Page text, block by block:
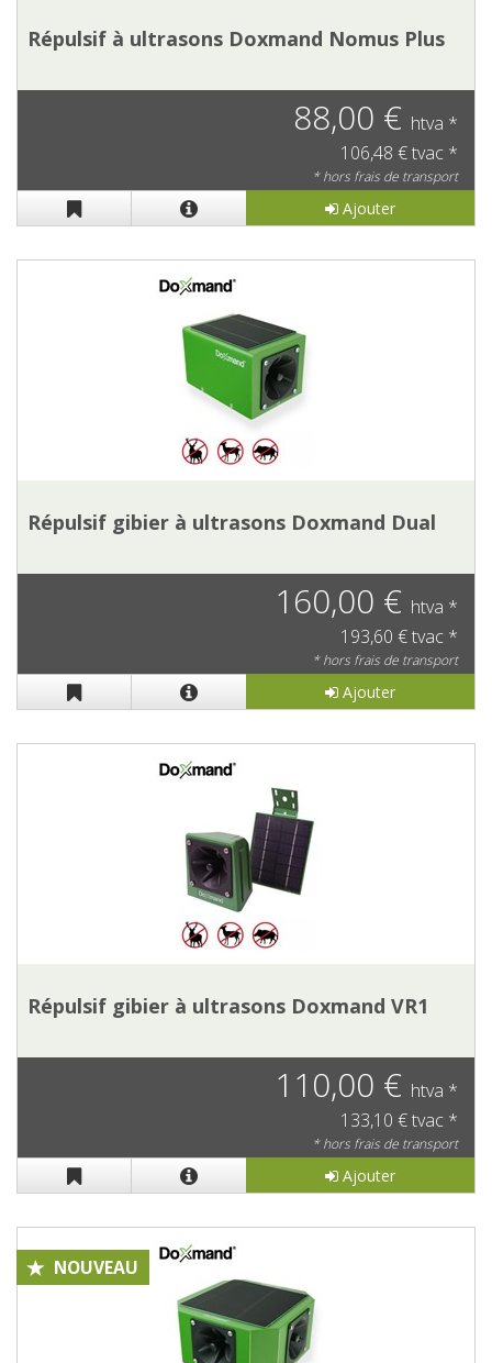
Répulsif à ultrasons Doxmand Nomus Plus
88,00 € htva *
106,48 € tvac *
* hors frais de transport
Ajouter
Répulsif gibier à ultrasons Doxmand Dual
160,00 € htva *
193,60 € tvac *
* hors frais de transport
Ajouter
Répulsif gibier à ultrasons Doxmand VR1
110,00 € htva *
133,10 € tvac *
* hors frais de transport
Ajouter
NOUVEAU